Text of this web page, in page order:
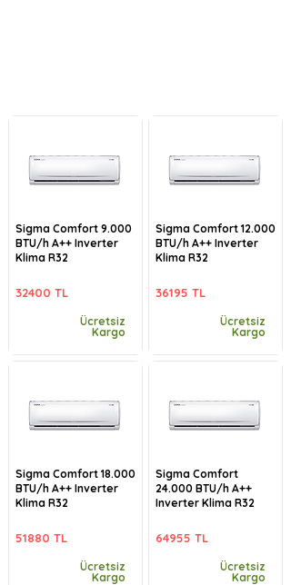
Sigma Comfort 9.000
BTU/h A++ Inverter
Klima R32
32400 TL
Ücretsiz
Kargo
Sigma Comfort 18.000
BTU/h A++ Inverter
Klima R32
51880 TL
Ücretsiz
Kargo
Sigma Comfort 12.000
BTU/h A++ Inverter
Klima R32
36195 TL
Ücretsiz
Kargo
Sigma Comfort
24.000 BTU/h A++
Inverter Klima R32
64955 TL
Ücretsiz
Kargo